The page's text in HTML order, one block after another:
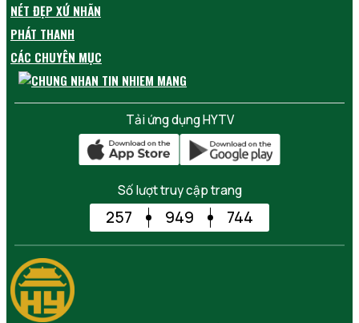
NÉT ĐẸP XỨ NHÃN
PHÁT THANH
CÁC CHUYÊN MỤC
Tải ứng dụng HYTV
Số lượt truy cập trang
257 949 744